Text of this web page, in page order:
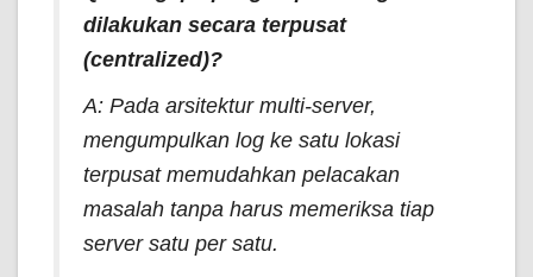
dilakukan secara terpusat
(centralized)?
A: Pada arsitektur multi-server,
mengumpulkan log ke satu lokasi
terpusat memudahkan pelacakan
masalah tanpa harus memeriksa tiap
server satu per satu.